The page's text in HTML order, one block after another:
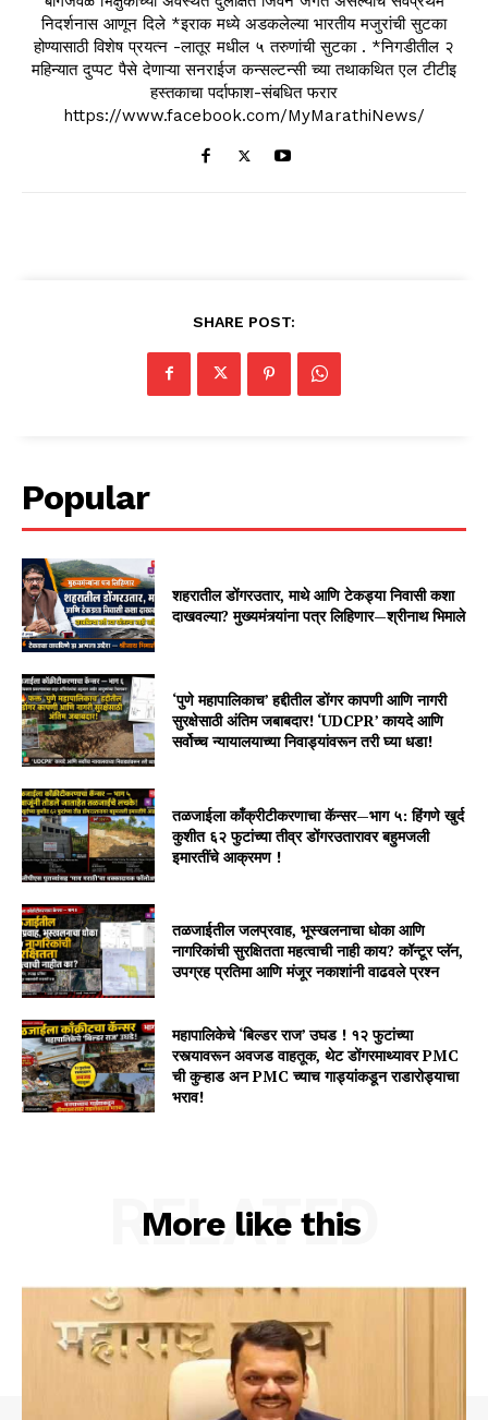
निदर्शनास आणून दिले *इराक मध्ये अडकलेल्या भारतीय मजुरांची सुटका
होण्यासाठी विशेष प्रयत्न -लातूर मधील ५ तरुणांची सुटका . *निगडीतील २
महिन्यात दुप्पट पैसे देणाऱ्या सनराईज कन्सल्टन्सी च्या तथाकथित एल टीटीइ
हस्तकाचा पर्दाफाश-संबधित फरार
https://www.facebook.com/MyMarathiNews/
SHARE POST:
Popular
शहरातील डोंगरउतार, माथे आणि टेकड्या निवासी कशा
दाखवल्या? मुख्यमंत्र्यांना पत्र लिहिणार—श्रीनाथ भिमाले
‘पुणे महापालिकाच’ हद्दीतील डोंगर कापणी आणि नागरी
सुरक्षेसाठी अंतिम जबाबदार! ‘UDCPR’ कायदे आणि
सर्वोच्च न्यायालयाच्या निवाड्यांवरून तरी घ्या धडा!
तळजाईला काँक्रीटीकरणाचा कॅन्सर—भाग ५: हिंगणे खुर्द
कुशीत ६२ फुटांच्या तीव्र डोंगरउतारावर बहुमजली
इमारतींचे आक्रमण !
तळजाईतील जलप्रवाह, भूस्खलनाचा धोका आणि
नागरिकांची सुरक्षितता महत्वाची नाही काय? कॉन्टूर प्लॅन,
उपग्रह प्रतिमा आणि मंजूर नकाशांनी वाढवले प्रश्न
महापालिकेचे ‘बिल्डर राज’ उघड ! १२ फुटांच्या
रस्त्यावरून अवजड वाहतूक, थेट डोंगरमाथ्यावर PMC
ची कुऱ्हाड अन PMC च्याच गाड्यांकडून राडारोड्याचा
भराव!
More like this
RELATED